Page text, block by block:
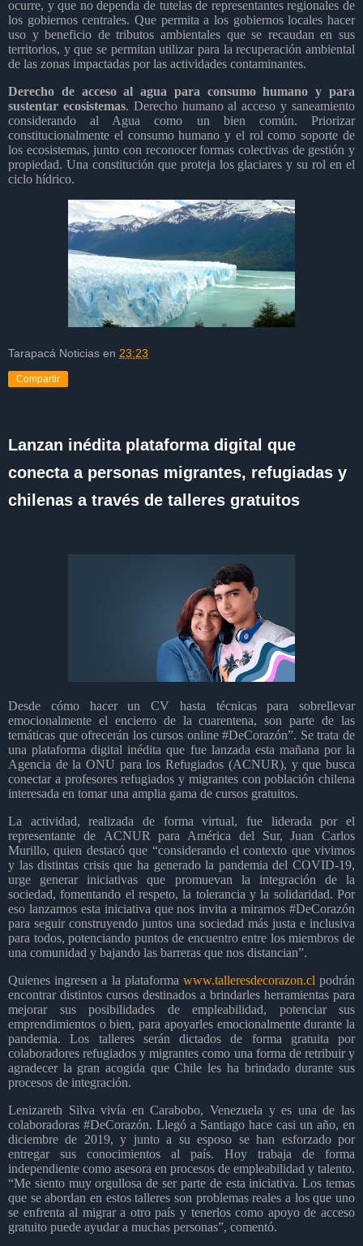
ocurre, y que no dependa de tutelas de representantes regionales de
los gobiernos centrales. Que permita a los gobiernos locales hacer
uso y beneficio de tributos ambientales que se recaudan en sus
territorios, y que se permitan utilizar para la recuperación ambiental
de las zonas impactadas por las actividades contaminantes.
Derecho de acceso al agua para consumo humano y para
sustentar ecosistemas. Derecho humano al acceso y saneamiento
considerando al Agua como un bien común. Priorizar
constitucionalmente el consumo humano y el rol como soporte de
los ecosistemas, junto con reconocer formas colectivas de gestión y
propiedad. Una constitución que proteja los glaciares y su rol en el
ciclo hídrico.
Tarapacá Noticias en 23:23
Compartir
Lanzan inédita plataforma digital que
conecta a personas migrantes, refugiadas y
chilenas a través de talleres gratuitos
Desde cómo hacer un CV hasta técnicas para sobrellevar
emocionalmente el encierro de la cuarentena, son parte de las
temáticas que ofrecerán los cursos online #DeCorazón”. Se trata de
una plataforma digital inédita que fue lanzada esta mañana por la
Agencia de la ONU para los Refugiados (ACNUR), y que busca
conectar a profesores refugiados y migrantes con población chilena
interesada en tomar una amplia gama de cursos gratuitos.
La actividad, realizada de forma virtual, fue liderada por el
representante de ACNUR para América del Sur, Juan Carlos
Murillo, quien destacó que “considerando el contexto que vivimos
y las distintas crisis que ha generado la pandemia del COVID-19,
urge generar iniciativas que promuevan la integración de la
sociedad, fomentando el respeto, la tolerancia y la solidaridad. Por
eso lanzamos esta iniciativa que nos invita a mirarnos #DeCorazón
para seguir construyendo juntos una sociedad más justa e inclusiva
para todos, potenciando puntos de encuentro entre los miembros de
una comunidad y bajando las barreras que nos distancian”.
Quienes ingresen a la plataforma www.talleresdecorazon.cl podrán
encontrar distintos cursos destinados a brindarles herramientas para
mejorar sus posibilidades de empleabilidad, potenciar sus
emprendimientos o bien, para apoyarles emocionalmente durante la
pandemia. Los talleres serán dictados de forma gratuita por
colaboradores refugiados y migrantes como una forma de retribuir y
agradecer la gran acogida que Chile les ha brindado durante sus
procesos de integración.
Lenizareth Silva vivía en Carabobo, Venezuela y es una de las
colaboradoras #DeCorazón. Llegó a Santiago hace casi un año, en
diciembre de 2019, y junto a su esposo se han esforzado por
entregar sus conocimientos al país. Hoy trabaja de forma
independiente como asesora en procesos de empleabilidad y talento.
“Me siento muy orgullosa de ser parte de esta iniciativa. Los temas
que se abordan en estos talleres son problemas reales a los que uno
se enfrenta al migrar a otro país y tenerlos como apoyo de acceso
gratuito puede ayudar a muchas personas”, comentó.